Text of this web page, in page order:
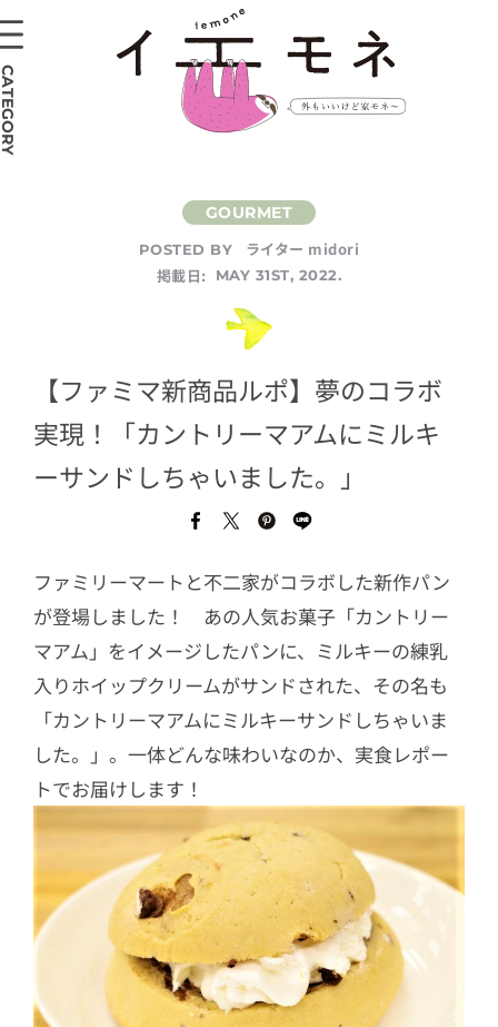
POSTED BY
ライター midori
掲載日:
MAY 31ST, 2022.
【ファミマ新商品ルポ】夢のコラボ
実現！「カントリーマアムにミルキ
ーサンドしちゃいました。」
ファミリーマートと不二家がコラボした新作パン
が登場しました！ あの人気お菓子「カントリー
マアム」をイメージしたパンに、ミルキーの練乳
入りホイップクリームがサンドされた、その名も
「カントリーマアムにミルキーサンドしちゃいま
した。」。一体どんな味わいなのか、実食レポー
トでお届けします！